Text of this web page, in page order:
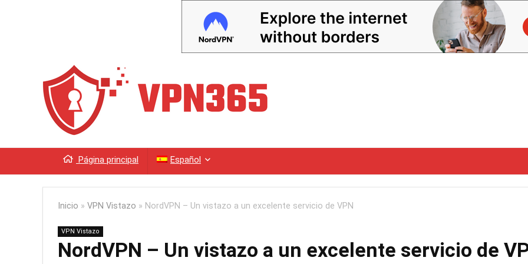
Página principal Español
Inicio » VPN Vistazo » NordVPN – Un vistazo a un excelente servicio de VPN
VPN Vistazo
NordVPN – Un vistazo a un excelente servicio de